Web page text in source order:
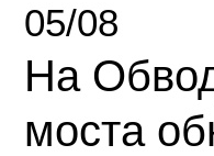
05/08
На
моста